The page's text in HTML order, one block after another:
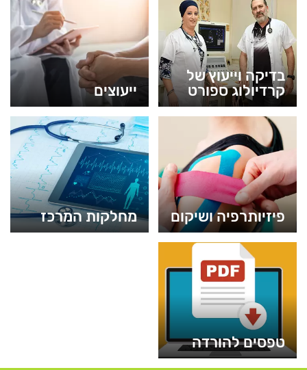
בדיקה וייעוץ של
קרדיולוג ספורט
ייעוצים
פיזיותרפיה ושיקום מחלקות המרכז
טפסים להורדה